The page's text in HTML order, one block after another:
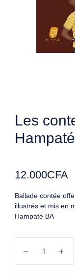
Les
12.000CFA
Ballade contée
illustrés et mis en
Hampaté BA